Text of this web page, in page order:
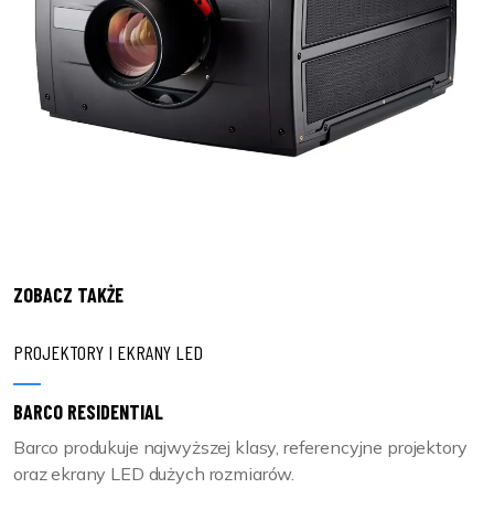
ZOBACZ TAKŻE
PROJEKTORY I EKRANY LED
BARCO RESIDENTIAL
Barco produkuje najwyższej klasy, referencyjne projektory
oraz ekrany LED dużych rozmiarów.